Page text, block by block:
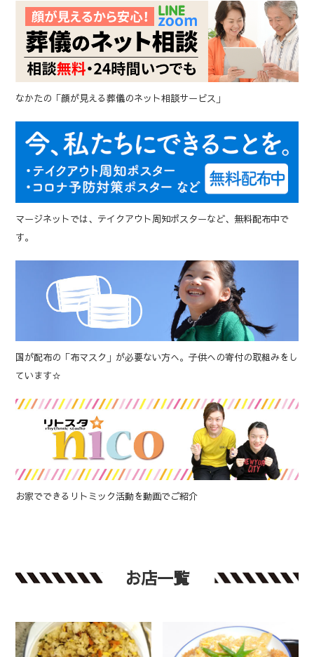
なかたの「顔が見える葬儀のネット相談サービス」
マージネットでは、テイクアウト周知ポスターなど、無料配布中で
す。
国が配布の「布マスク」が必要ない方へ。子供への寄付の取組みをし
ています☆
お家でできるリトミック活動を動画でご紹介
お店一覧